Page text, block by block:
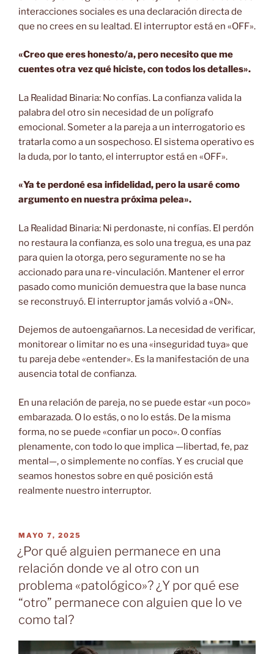
interacciones sociales es una declaración directa de
que no crees en su lealtad. El interruptor está en «OFF».
«Creo que eres honesto/a, pero necesito que me
cuentes otra vez qué hiciste, con todos los detalles».
La Realidad Binaria: No confías. La confianza valida la
palabra del otro sin necesidad de un polígrafo
emocional. Someter a la pareja a un interrogatorio es
tratarla como a un sospechoso. El sistema operativo es
la duda, por lo tanto, el interruptor está en «OFF».
«Ya te perdoné esa infidelidad, pero la usaré como
argumento en nuestra próxima pelea».
La Realidad Binaria: Ni perdonaste, ni confías. El perdón
no restaura la confianza, es solo una tregua, es una paz
para quien la otorga, pero seguramente no se ha
accionado para una re-vinculación. Mantener el error
pasado como munición demuestra que la base nunca
se reconstruyó. El interruptor jamás volvió a «ON».
Dejemos de autoengañarnos. La necesidad de verificar,
monitorear o limitar no es una «inseguridad tuya» que
tu pareja debe «entender». Es la manifestación de una
ausencia total de confianza.
En una relación de pareja, no se puede estar «un poco»
embarazada. O lo estás, o no lo estás. De la misma
forma, no se puede «confiar un poco». O confías
plenamente, con todo lo que implica —libertad, fe, paz
mental—, o simplemente no confías. Y es crucial que
seamos honestos sobre en qué posición está
realmente nuestro interruptor.
PUBLICADO
EL
MAYO 7, 2025
¿Por qué alguien permanece en una
relación donde ve al otro con un
problema «patológico»? ¿Y por qué ese
“otro” permanece con alguien que lo ve
como tal?